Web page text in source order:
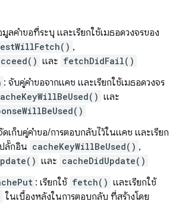
ลคำขอที่ระบุ และเรียกใช้เมธอดวงจรของ
,
และ fetchDidFail()
: จับคู่คำขอจากแคช และเรียกใช้เมธอดวงจร
และ
ดเก็บคู่คำขอ/การตอบกลับไว้ในแคช และเรียก
ลั๊กอิน cacheKeyWillBeUsed() ,
และ cacheDidUpdate()
: เรียกใช้ fetch() และเรียกใช้
ในเบื้องหลังในการตอบกลับ ที่สร้างโดย